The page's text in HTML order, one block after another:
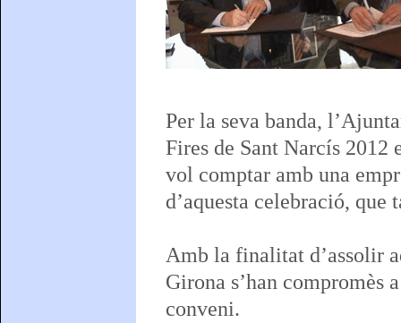
Per la seva banda,
Fires de Sant Narcís 2012
vol comptar amb una
d’aquesta celebració,
Amb la finalitat d’assolir
Girona s’han compromès
conveni.